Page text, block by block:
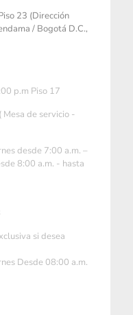
23 (Dirección
/ Bogotá D.C.,
p.m Piso 17
Mesa de servicio -
desde 7:00 a.m. –
8:00 a.m. - hasta
si desea
Desde 08:00 a.m.